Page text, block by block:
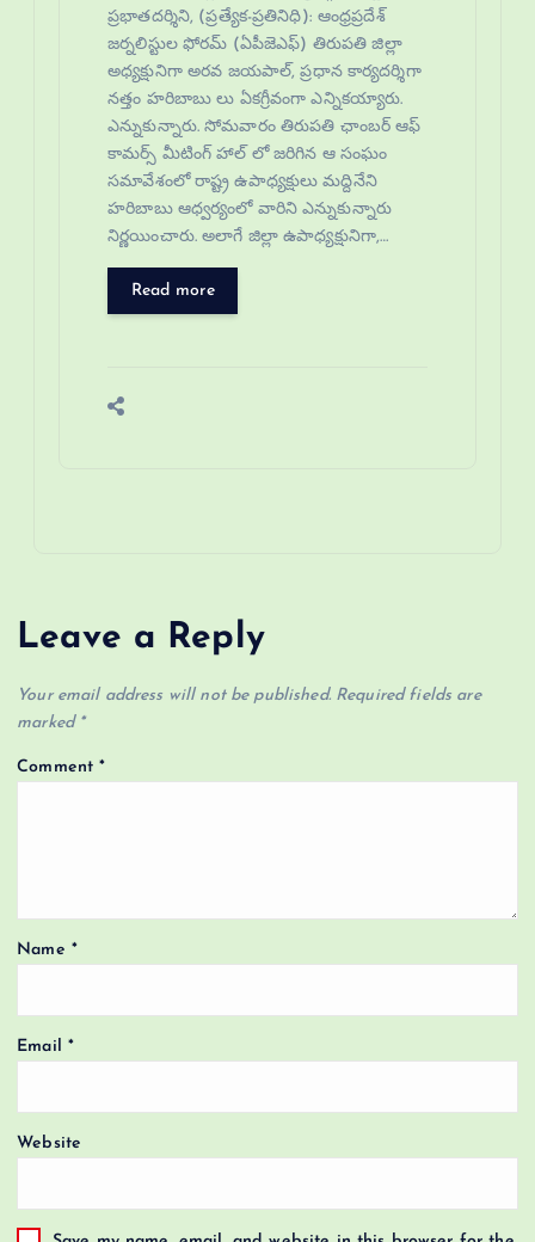
ప్రభాతదర్శిని, (ప్రత్యేక-ప్రతినిధి): ఆంధ్రప్రదేశ్
జర్నలిస్టుల ఫోరమ్ (ఏపీజెఎఫ్) తిరుపతి జిల్లా
అధ్యక్షునిగా అరవ జయపాల్, ప్రధాన కార్యదర్శిగా
నత్తం హరిబాబు లు ఏకగ్రీవంగా ఎన్నికయ్యారు.
ఎన్నుకున్నారు. సోమవారం తిరుపతి ఛాంబర్ ఆఫ్
కామర్స్ మీటింగ్ హాల్ లో జరిగిన ఆ సంఘం
సమావేశంలో రాష్ట్ర ఉపాధ్యక్షులు మద్దినేని
హరిబాబు ఆధ్వర్యంలో వారిని ఎన్నుకున్నారు
నిర్ణయించారు. అలాగే జిల్లా ఉపాధ్యక్షునిగా,…
Read more
Leave a Reply
Your email address will not be published. Required fields are
marked *
Comment*
Name *
Email *
Website